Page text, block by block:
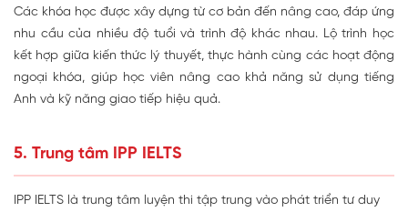
Các khóa học được xây dựng từ cơ bản đến nâng cao, đáp ứng
nhu cầu của nhiều độ tuổi và trình độ khác nhau. Lộ trình học
kết hợp giữa kiến thức lý thuyết, thực hành cùng các hoạt động
ngoại khóa, giúp học viên nâng cao khả năng sử dụng tiếng
Anh và kỹ năng giao tiếp hiệu quả.
5. Trung tâm IPP IELTS
IPP IELTS là trung tâm luyện thi tập trung vào phát triển tư duy